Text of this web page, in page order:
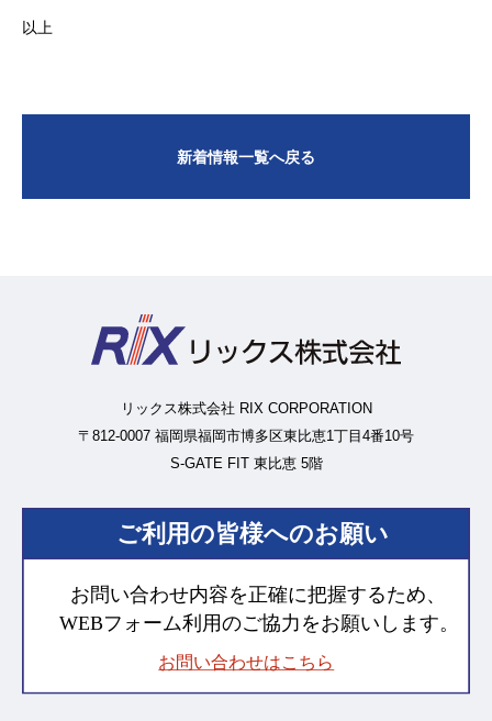
以上
新着情報一覧へ戻る
リックス株式会社 RIX CORPORATION
〒812-0007 福岡県福岡市博多区東比恵1丁目4番10号
S-GATE FIT 東比恵 5階